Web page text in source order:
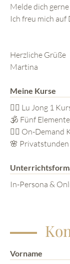
Melde dich
Ich freu mich auf
Herzliche Grüße
Martina
Meine Kurse
🧘‍♂️ Lu Jong 1
🕉️ Fünf
🧘‍♀️ On-Demand
🌸 Privatstunden
In-Persona &
Vorname